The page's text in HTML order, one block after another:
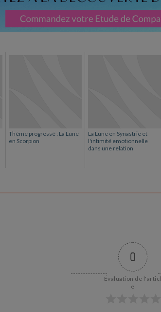
Thème progressé : La Lune
en Scorpion
La Lune en Synastrie et
l'intimité emotionnelle
dans une relation
0
Évaluation de l'articl
e